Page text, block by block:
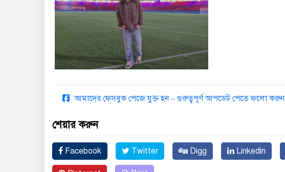
আমাদের ফেসবুক পেজে যুক্ত হন – গুরুত্বপূর্ণ আপডেট পেতে ফলো করুন
শেয়ার করুন
Facebook Twitter Digg Linkedin